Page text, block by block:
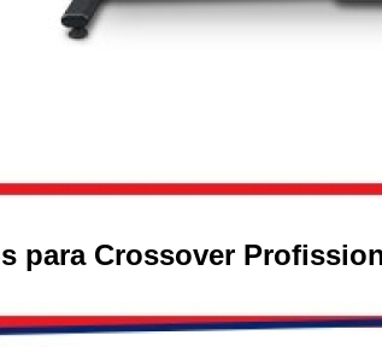
Venda
Venda
Venda
para Crossover